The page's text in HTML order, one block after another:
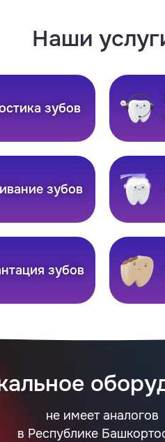
Наши
зубов
зубов
зубов
не имеет аналогов
в Республике